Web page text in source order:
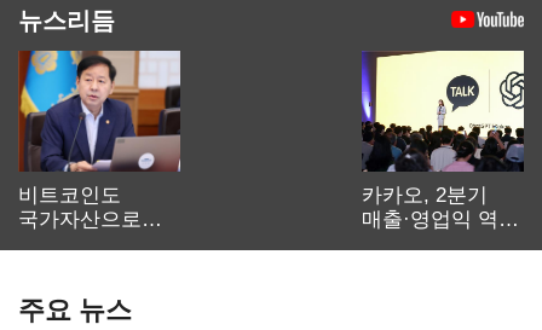
뉴스리듬
비트코인도
국가자산으로…'
카카오, 2분기
매출·영업익 역대
주요 뉴스